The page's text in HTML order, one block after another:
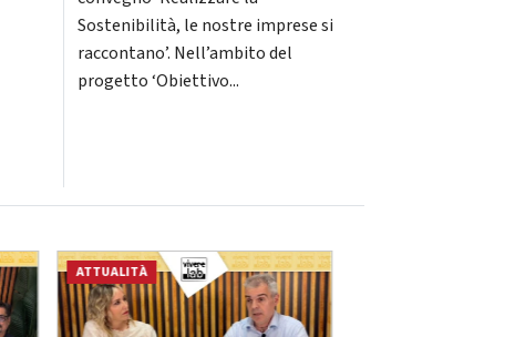
Sostenibilità, le nostre imprese si
raccontano’. Nell’ambito del
progetto ‘Obiettivo...
ATTUALITÀ